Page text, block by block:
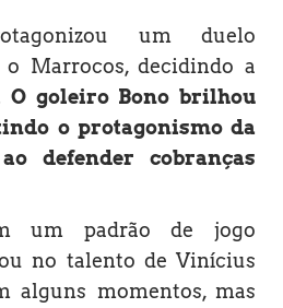
um duelo
Marrocos, decidindo a
O goleiro Bono brilhou
o protagonismo da
defender cobranças
um padrão de jogo
no talento de Vinícius
alguns momentos, mas